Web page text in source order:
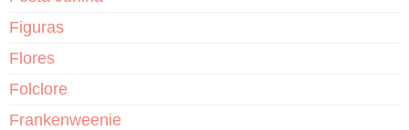
Figuras
Flores
Folclore
Frankenweenie